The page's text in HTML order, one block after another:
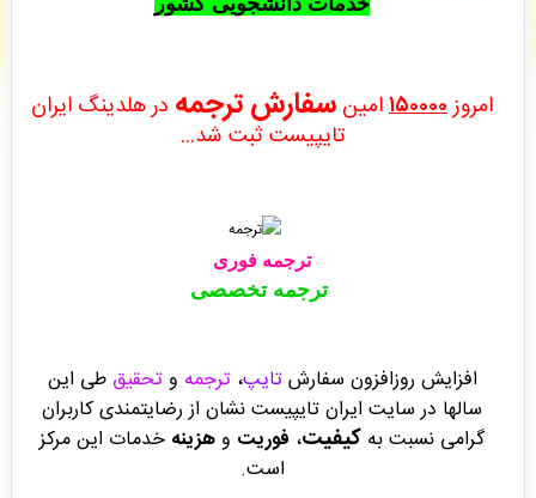
: فایل سفارش صفحه آرایی در Word شما توسط محقق به سیستم تحویل داده
انتشارات ارشدان: فایل سفارش طراحی جلد کتاب شما توسط محقق به سیستم تحویل داده شده
امروز١٥٠٠٠٠امين سفارش ترجمه در هلدینگ ایران
تایپیست ثبت شد...
ترجمه فوری
ترجمه تخصصی
افزایش روزافزون سفارشتایپ، ترجمه وتحقیق طی این
سالها در سایت ایران تایپیستنشان از رضایتمندی کاربران
گرامی نسبت به کیفیت، فوریت وهزینه خدمات این مرکز
است.